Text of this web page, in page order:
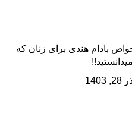
بادام هندی برای زنان که
1403